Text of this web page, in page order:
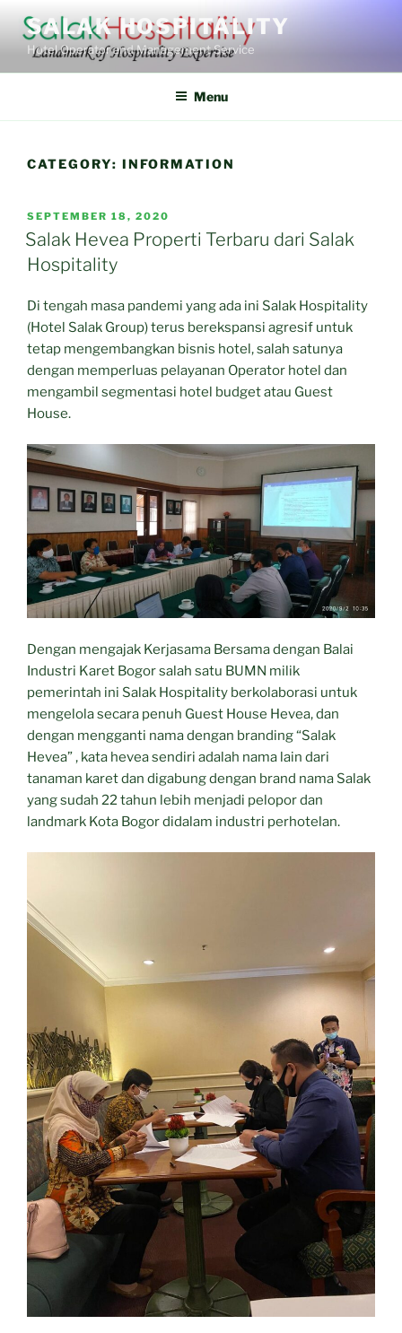
content
SALAK HOSPITALITY
Hotel Operator and Management Service
Menu
CATEGORY: INFORMATION
POSTED
ON
SEPTEMBER 18, 2020
Salak Hevea Properti Terbaru dari Salak
Hospitality
Di tengah masa pandemi yang ada ini Salak Hospitality
(Hotel Salak Group) terus berekspansi agresif untuk
tetap mengembangkan bisnis hotel, salah satunya
dengan memperluas pelayanan Operator hotel dan
mengambil segmentasi hotel budget atau Guest
House.
Dengan mengajak Kerjasama Bersama dengan Balai
Industri Karet Bogor salah satu BUMN milik
pemerintah ini Salak Hospitality berkolaborasi untuk
mengelola secara penuh Guest House Hevea, dan
dengan mengganti nama dengan branding “Salak
Hevea” , kata hevea sendiri adalah nama lain dari
tanaman karet dan digabung dengan brand nama Salak
yang sudah 22 tahun lebih menjadi pelopor dan
landmark Kota Bogor didalam industri perhotelan.